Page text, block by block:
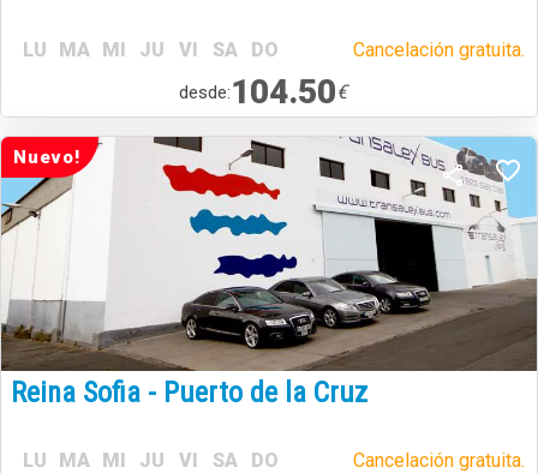
LU MA MI JU VI SA DO Cancelación gratuita.
desde:104.50€
Nuevo!
Reina Sofia - Puerto de la Cruz
LU MA MI JU VI SA DO Cancelación gratuita.